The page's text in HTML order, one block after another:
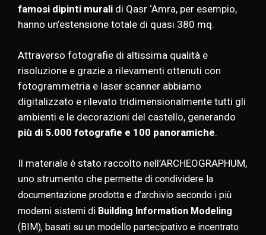
famosi dipinti murali di Qasr ‘Amra, per esempio,
hanno un’estensione totale di quasi 380 mq.
Attraverso fotografie di altissima qualità e
risoluzione e grazie a rilevamenti ottenuti con
fotogrammetria e laser scanner abbiamo
digitalizzato e rilevato tridimensionalmente tutti gli
ambienti e le decorazioni del castello, generando
più di 5.000 fotografie e 100 panoramiche.
Il materiale è stato raccolto nell’ARCHEOGRAPHUM,
uno strumento che permette di condividere la
documentazione prodotta e d’archivio secondo i più
moderni sistemi di Building Information Modeling
(BIM), basati su un modello partecipativo e incentrato